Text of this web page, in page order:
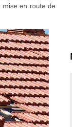
mise en route de